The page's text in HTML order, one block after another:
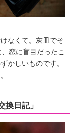
なくて。灰皿でそ
恋に盲目だったこ
かしいものです。
換日記」